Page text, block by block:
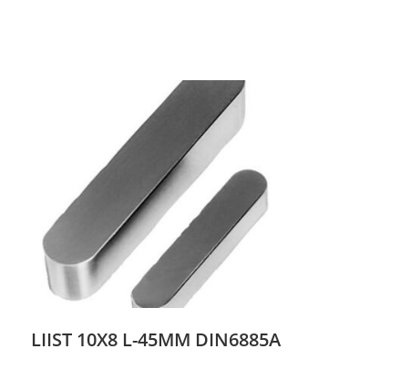
LIIST 10X8 L-45MM DIN6885A